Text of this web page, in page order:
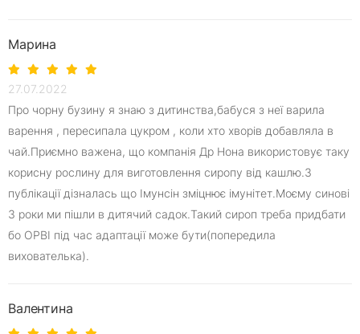
Марина
27.07.2022
Про чорну бузину я знаю з дитинства,бабуся з неї варила
варення , пересипала цукром , коли хто хворів добавляла в
чай.Приємно важена, що компанія Др Нона використовує таку
корисну рослину для виготовлення сиропу від кашлю.З
публікації дізналась що Імунсін зміцнює імунітет.Моєму синові
3 роки ми пішли в дитячий садок.Такий сироп треба придбати
бо ОРВІ під час адаптації може бути(попередила
вихователька).
Валентина